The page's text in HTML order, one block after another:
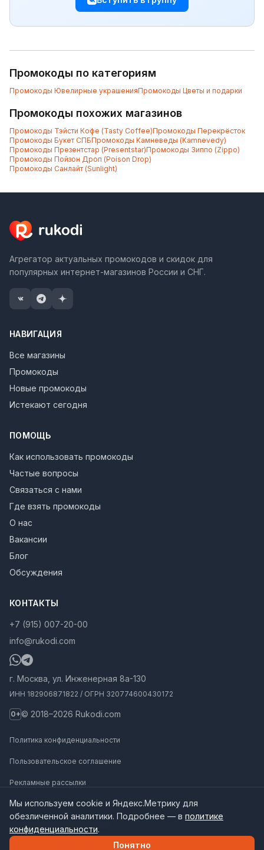
Промокоды по категориям
Промокоды Ювелирные украшенияПромокоды Цветы и подарки
Промокоды похожих магазинов
Промокоды Тэйсти Кофе (Tasty Coffee)Промокоды Перекрёсток
Промокоды Букет СПБПромокоды Камневеды (Kamnevedy)
Промокоды Презентстар (Presentstar)Промокоды Зиппо (Zippo)
Промокоды Пойзон Дроп (Poison Drop)
Промокоды Санлайт (Sunlight)
Агрегатор актуальных промокодов и скидок для
популярных интернет-магазинов России и СНГ.
НАВИГАЦИЯ
Все магазины
Промокоды
Новые промокоды
Истекают сегодня
ПОМОЩЬ
Как использовать промокоды
Частые вопросы
Связаться с нами
Где взять промокоды
О нас
Вакансии
Блог
Обсуждения
КОНТАКТЫ
+7 (915) 007-20-00
info@rukodi.com
г. Москва, ул. Инженерная 8а-130
ИНН 182906871822 / ОГРН 320774600430172
0+© 2018–2026 Rukodi.com
Политика конфиденциальности
Пользовательское соглашение
Рекламные рассылки
Карта сайта
Инструкции для нейросетей
Мы используем cookie и Яндекс.Метрику для
обезличенной аналитики. Подробнее — в политике
конфиденциальности.
Понятно